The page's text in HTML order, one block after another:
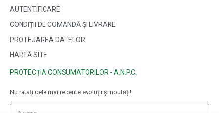
AUTENTIFICARE
CONDIȚII DE COMANDĂ ȘI LIVRARE
PROTEJAREA DATELOR
HARTĂ SITE
PROTECȚIA CONSUMATORILOR - A.N.P.C.
Nu ratați cele mai recente evoluții și noutăți!